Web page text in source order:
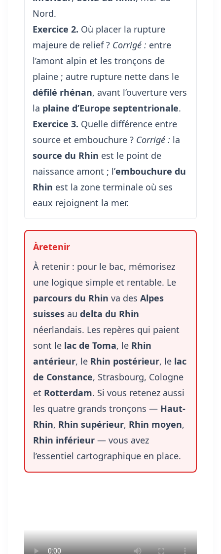
Nord.
Exercice 2. Où placer la rupture
majeure de relief ? Corrigé : entre
l’amont alpin et les tronçons de
plaine ; autre rupture nette dans le
défilé rhénan, avant l’ouverture vers
la plaine d’Europe septentrionale.
Exercice 3. Quelle différence entre
source et embouchure ? Corrigé : la
source du Rhin est le point de
naissance amont ; l’embouchure du
Rhin est la zone terminale où ses
eaux rejoignent la mer.
À retenir : pour le bac, mémorisez
une logique simple et rentable. Le
parcours du Rhin va des Alpes
suisses au delta du Rhin
néerlandais. Les repères qui paient
sont le lac de Toma, le Rhin
antérieur, le Rhin postérieur, le lac
de Constance, Strasbourg, Cologne
et Rotterdam. Si vous retenez aussi
les quatre grands tronçons — Haut-
Rhin, Rhin supérieur, Rhin moyen,
Rhin inférieur — vous avez
l’essentiel cartographique en place.